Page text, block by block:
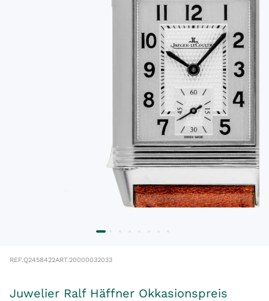
REF.Q2458422ART.20000032033
Juwelier Ralf Häffner Okkasionspreis